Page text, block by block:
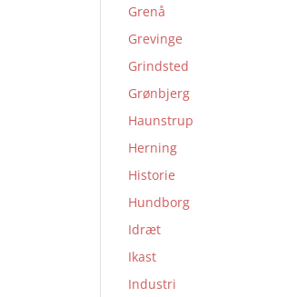
Grenå
Grevinge
Grindsted
Grønbjerg
Haunstrup
Herning
Historie
Hundborg
Idræt
Ikast
Industri